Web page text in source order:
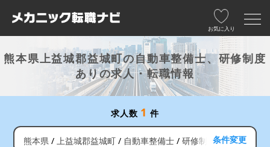
お気に入り
熊本県上益城郡益城町の自動車整備士、研修制度
ありの求人・転職情報
求人数 1 件
熊本県 上益城郡益城町 自動車整備士 研修制度あり
条件変更